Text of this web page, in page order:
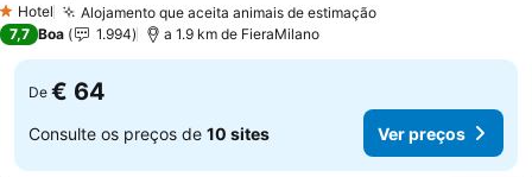
1 Estrelas
Hotel Alojamento que aceita animais de estimaçãoVer preços
7,7 Boa 1.994 a 1.9 km de FieraMilano
De € 64
Consulte os preços de 10 sites Ver preços